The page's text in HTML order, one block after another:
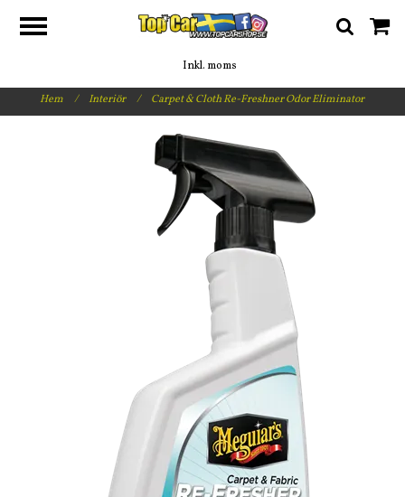
Inkl. moms
Hem / Interiör / Carpet & Cloth Re-Freshner Odor Eliminator